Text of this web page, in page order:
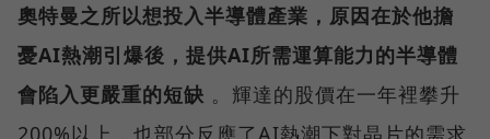
奧特曼之所以想投入半導體產業，原因在於他擔
憂AI熱潮引爆後，提供AI所需運算能力的半導體
會陷入更嚴重的短缺 。輝達的股價在一年裡攀升
200%以上，也部分反應了AI熱潮下對晶片的需求